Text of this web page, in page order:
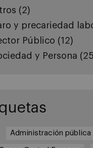
(2)
y precariedad
Público (12)
y Persona
Administración pública